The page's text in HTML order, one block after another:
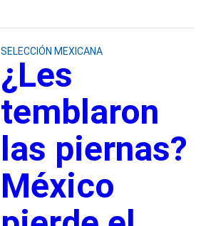
SELECCIÓN MEXICANA
¿Les
temblaron
las piernas?
México